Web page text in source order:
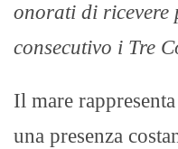
onorati di ricevere
consecutivo i Tre
Il mare
una presenza